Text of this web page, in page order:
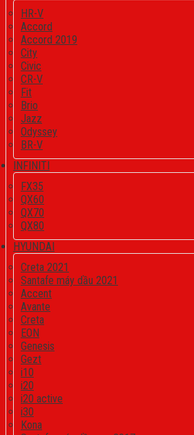
HR-V
Accord
Accord 2019
City
Civic
CR-V
Fit
Brio
Jazz
Odyssey
BR-V
INFINITI
FX35
QX60
QX70
QX80
HYUNDAI
Creta 2021
Santafe máy dầu 2021
Accent
Avante
Creta
EON
Genesis
Gezt
i10
i20
i20 active
i30
Kona